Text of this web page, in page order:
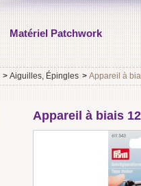
Matériel Patchwork
> Aiguilles, Épingles > Appareil à
Appareil à biais